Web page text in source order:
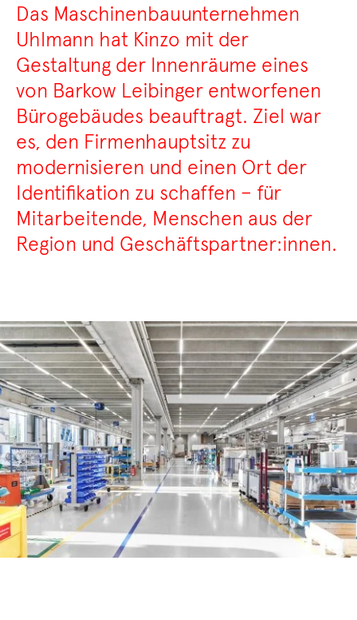
Das Maschinenbauunternehmen
Uhlmann hat Kinzo mit der
Gestaltung der Innenräume eines
von Barkow Leibinger entworfenen
Bürogebäudes beauftragt. Ziel war
es, den Firmenhauptsitz zu
modernisieren und einen Ort der
Identifikation zu schaffen – für
Mitarbeitende, Menschen aus der
Region und Geschäftspartner:innen.